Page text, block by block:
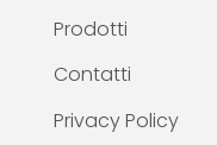
Prodotti
Contatti
Privacy Policy